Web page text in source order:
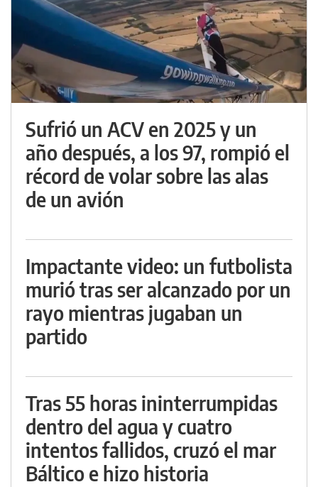
Sufrió un ACV en 2025 y un
año después, a los 97, rompió el
récord de volar sobre las alas
de un avión
Impactante video: un futbolista
murió tras ser alcanzado por un
rayo mientras jugaban un
partido
Tras 55 horas ininterrumpidas
dentro del agua y cuatro
intentos fallidos, cruzó el mar
Báltico e hizo historia